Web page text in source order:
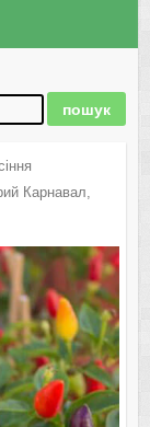
Карнавал,